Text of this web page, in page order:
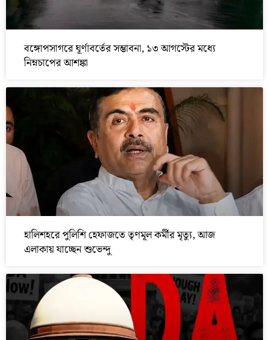
বঙ্গোপসাগরে ঘূর্ণাবর্তের সম্ভাবনা, ১৩ আগস্টের মধ্যে
নিম্নচাপের আশঙ্কা
হালিশহরে পুলিশি হেফাজতে তৃণমূল কর্মীর মৃত্যু, আজ
এলাকায় যাচ্ছেন শুভেন্দু